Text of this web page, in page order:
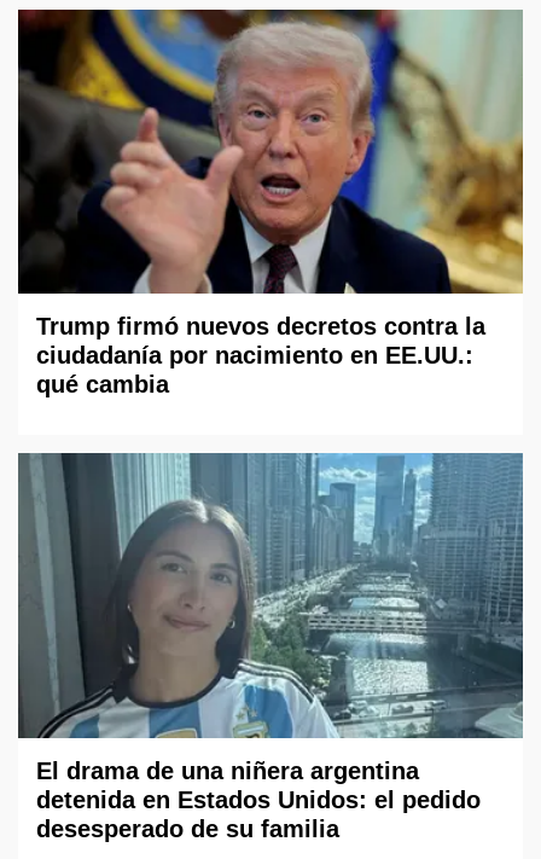
Trump firmó nuevos decretos contra la
ciudadanía por nacimiento en EE.UU.:
qué cambia
El drama de una niñera argentina
detenida en Estados Unidos: el pedido
desesperado de su familia